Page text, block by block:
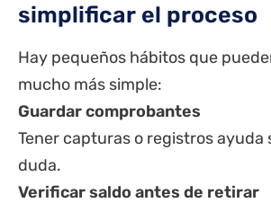
simplificar el proceso
Hay pequeños hábitos que
mucho más simple:
Guardar comprobantes
Tener capturas o registros ayuda
duda.
Verificar saldo antes de retirar